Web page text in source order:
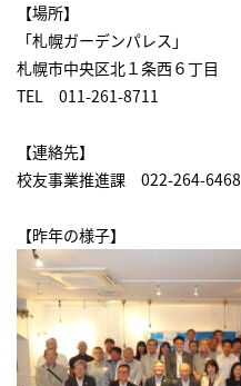
【場所】
「札幌ガーデンパレス」
札幌市中央区北１条西６丁目
TEL 011-261-8711
【連絡先】
校友事業推進課 022-264-6468
【昨年の様子】